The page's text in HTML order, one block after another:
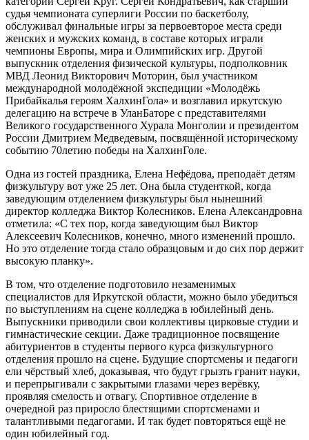
судья чемпионата суперлиги России по баскетболу,
обслуживал финальные игры за первоевторое места среди
женских и мужских команд, в составе которых играли
чемпионы Европы, мира и Олимпийских игр. Другой
выпускник отделения физической культуры, подполковник
МВД Леонид Викторович Моторин, был участником
международной молодёжной экспедиции «Молодёжь
Прибайкалья героям ХалхинГола» и возглавил иркутскую
делегацию на встрече в УланБаторе с представителями
Великого государственного Хурала Монголии и президентом
России Дмитрием Медведевым, посвящённой историческому
событию 70летию победы на ХалхинГоле.
Одна из гостей праздника, Елена Нефёдова, преподаёт детям
физкультуру вот уже 25 лет. Она была студенткой, когда
заведующим отделением физкультуры был нынешний
директор колледжа Виктор Колесников. Елена Александровна
отметила: «С тех пор, когда заведующим был Виктор
Алексеевич Колесников, конечно, много изменений прошло.
Но это отделение тогда стало образцовым и до сих пор держит
высокую планку».
В том, что отделение подготовило незаменимых
специалистов для Иркутской области, можно было убедиться
по выступлениям на сцене колледжа в юбилейный день.
Выпускники приводили свои коллективы цирковые студии и
гимнастические секции. Даже традиционное посвящение
абитуриентов в студенты первого курса физкультурного
отделения прошло на сцене. Будущие спортсмены и педагоги
ели чёрствый хлеб, доказывая, что будут грызть гранит науки,
и перепрыгивали с закрытыми глазами через верёвку,
проявляя смелость и отвагу. Спортивное отделение в
очередной раз приросло блестящими спортсменами и
талантливыми педагогами. И так будет повторяться ещё не
один юбилейный год.